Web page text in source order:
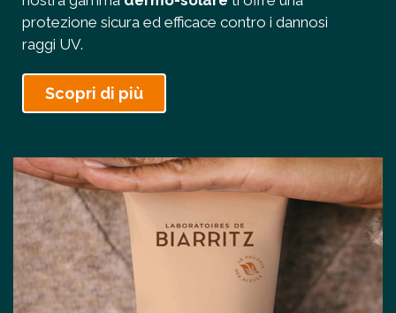
protezione sicura ed efficace contro i dannosi
raggi UV.
Scopri di più